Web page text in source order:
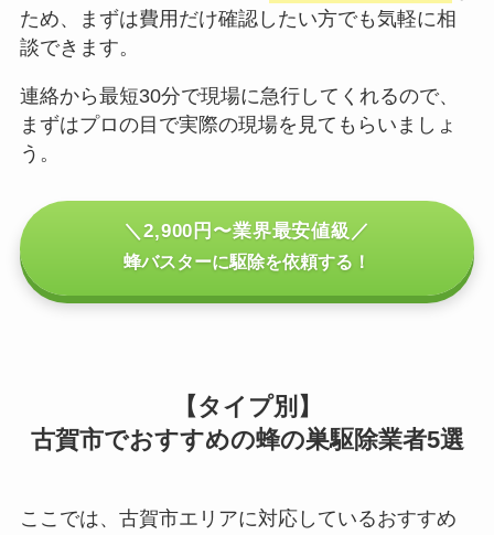
ため、まずは費用だけ確認したい方でも気軽に相
談できます。
連絡から最短30分で現場に急行してくれるので、
まずはプロの目で実際の現場を見てもらいましょ
う。
＼2,900円〜業界最安値級／
蜂バスターに駆除を依頼する！
【タイプ別】
古賀市でおすすめの蜂の巣駆除業者5選
ここでは、古賀市エリアに対応しているおすすめ